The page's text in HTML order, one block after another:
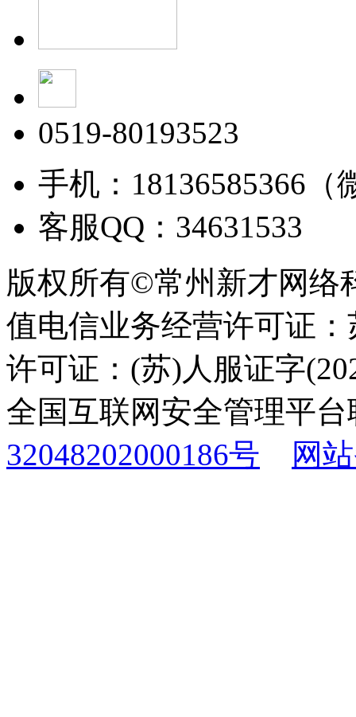
0519-80193523
手机：18136585366（
客服QQ：34631533
版权所有©常州新才网络
值电信业务经营许可证
许可证：(苏)人服证字
全国互联网安全管理平
32048202000186号
网